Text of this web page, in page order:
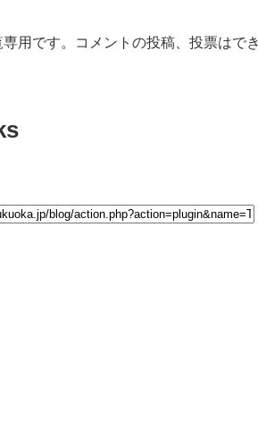
用です。コメントの投稿、投票はでき